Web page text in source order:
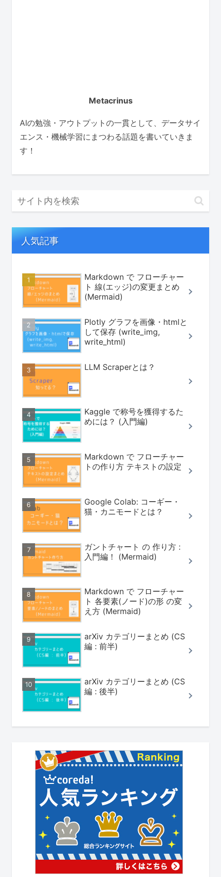
Metacrinus
AIの勉強・アウトプットの一貫として、データサイ
エンス・機械学習にまつわる話題を書いていきま
す！
人気記事
Markdown で フローチャー
ト 線(エッジ)の変更まとめ
(Mermaid)
Plotly グラフを画像・htmlと
して保存 (write_img,
write_html)
LLM Scraperとは？
Kaggle で称号を獲得するた
めには？ (入門編)
Markdown で フローチャー
トの作り方 テキストの設定
Google Colab: コーギー・
猫・カニモードとは？
ガントチャート の 作り方 :
入門編！ (Mermaid)
Markdown で フローチャー
ト 各要素(ノード)の形 の変
え方 (Mermaid)
arXiv カテゴリーまとめ (CS
編 : 前半)
arXiv カテゴリーまとめ (CS
編 : 後半)